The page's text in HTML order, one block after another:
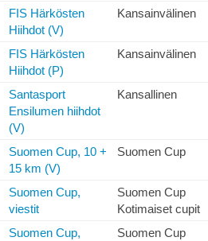
FIS Härkösten
Hiihdot (V)
Kansainvälinen
FIS Härkösten
Hiihdot (P)
Kansainvälinen
Santasport
Ensilumen hiihdot
(V)
Kansallinen
Suomen Cup, 10 +
15 km (V)
Suomen Cup
Suomen Cup,
viestit
Suomen Cup
Kotimaiset cupit
Suomen Cup,
Suomen Cup